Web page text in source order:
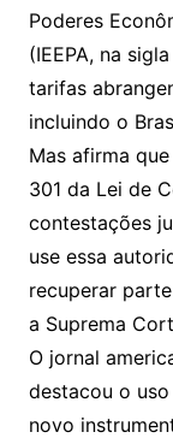
Poderes
(IEEPA, na
tarifas
incluindo o
Mas afirma
301 da Lei de
contestações
use essa
recuperar
a Suprema
O jornal
destacou o
novo